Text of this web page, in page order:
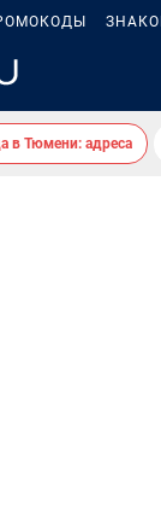
в Тюмени: адреса